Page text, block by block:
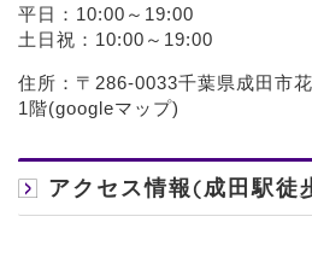
平日：10:00～19:00
土日祝：10:00～19:00
住所：〒286-0033千葉県成田市
1階(googleマップ)
アクセス情報(成田駅徒